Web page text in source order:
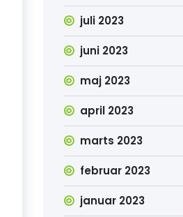
juli 2023
juni 2023
maj 2023
april 2023
marts 2023
februar 2023
januar 2023